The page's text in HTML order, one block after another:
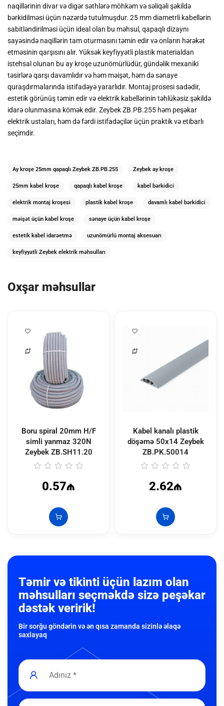
naqillərinin divar və digər səthlərə möhkəm və səliqəli şəkildə
bərkidilməsi üçün nəzərdə tutulmuşdur. 25 mm diametrli kabellərin
sabitləndirilməsi üçün ideal olan bu məhsul, qapaqlı dizaynı
sayəsində naqillərin tam oturmasını təmin edir və onların hərəkət
etməsinin qarşısını alır. Yüksək keyfiyyətli plastik materialdan
istehsal olunan bu ay kroşe uzunömürlüdür, gündəlik mexaniki
təsirlərə qarşı davamlıdır və həm məişət, həm də sənaye
quraşdırmalarında istifadəyə yararlıdır. Montaj prosesi sadədir,
estetik görünüş təmin edir və elektrik kabellərinin təhlükəsiz şəkildə
idarə olunmasına kömək edir. Zeybek ZB.PB.255 həm peşəkar
elektrik ustaları, həm də fərdi istifadəçilər üçün praktik və etibarlı
seçimdir.
Ay kroşe 25mm qapaqlı Zeybek ZB.PB.255 Zeybek ay kroşe
25mm kabel kroşe qapaqlı kabel kroşe kabel bərkidici
elektrik montaj kroşesi plastik kabel kroşe davamlı kabel bərkidici
məişət üçün kabel kroşe sənaye üçün kabel kroşe
estetik kabel idarəetmə uzunömürlü montaj aksesuarı
keyfiyyətli Zeybek elektrik məhsulları
Oxşar məhsullar
Boru spiral 20mm H/F
simli yanmaz 320N
Zeybek ZB.SH11.20
0.57₼
Kabel kanalı plastik
döşəmə 50x14 Zeybek
ZB.PK.50014
2.62₼
Təmir və tikinti üçün lazım olan
məhsulları seçməkdə sizə peşəkar
dəstək veririk!
Bir sorğu göndərin və ən qısa zamanda sizinlə əlaqə
saxlayaq